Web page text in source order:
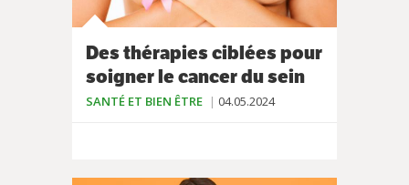
Des thérapies ciblées pour
soigner le cancer du sein
SANTÉ ET BIEN ÊTRE 04.05.2024